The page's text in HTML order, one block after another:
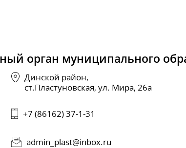
орган муниципального
Динской район,
ст.Пластуновская, ул. Мира, 26а
+7 (86162) 37-1-31
admin_plast@inbox.ru